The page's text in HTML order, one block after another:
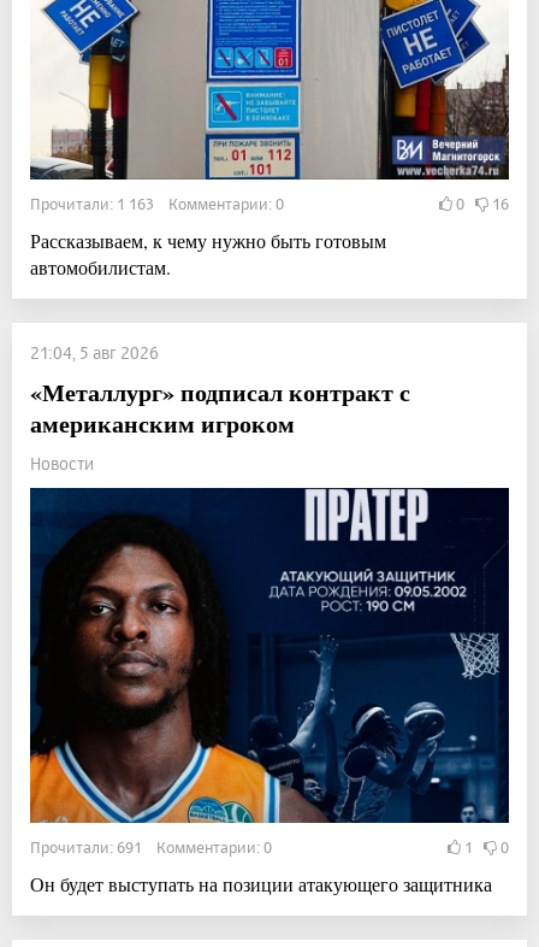
Прочитали: 1 163 Комментарии: 0 0 16
Рассказываем, к чему нужно быть готовым
автомобилистам.
21:04, 5 авг 2026
«Металлург» подписал контракт с
американским игроком
Новости
Прочитали: 691 Комментарии: 0 1 0
Он будет выступать на позиции атакующего защитника